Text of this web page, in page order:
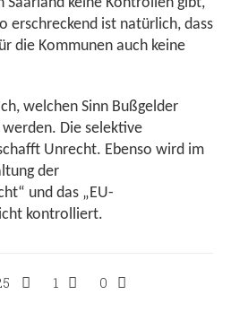
Saarland keine Kontrollen gibt,
erschreckend ist natürlich, dass
die Kommunen auch keine
welchen Sinn Bußgelder
Die selektive
Unrecht. Ebenso wird im
der
und das „EU-
kontrolliert.
1 0